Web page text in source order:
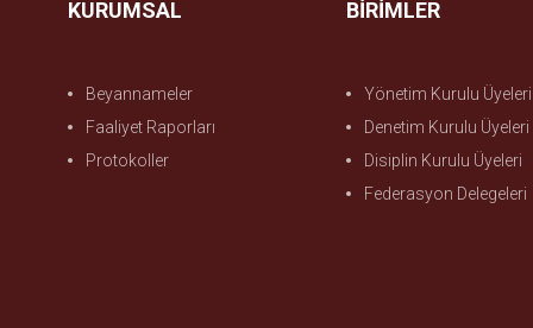
KURUMSAL
Beyannameler
Faaliyet Raporları
Protokoller
BİRİMLER
Yönetim Kurulu Üyeleri
Denetim Kurulu Üyeleri
Disiplin Kurulu Üyeleri
Federasyon Delegeleri